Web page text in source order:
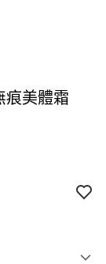
痕美體霜